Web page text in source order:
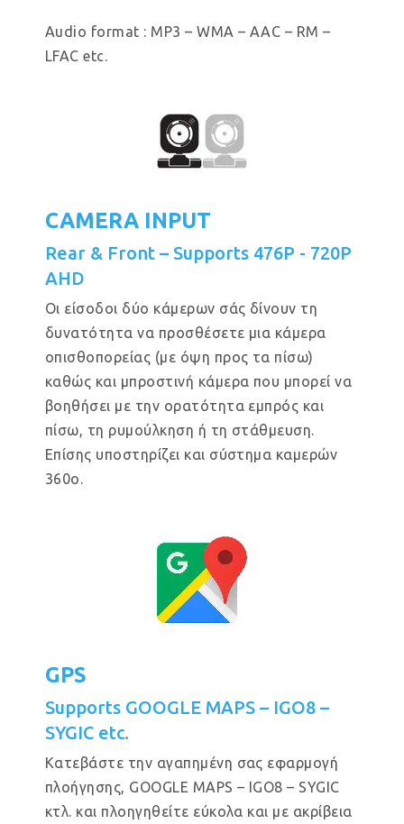
Audio format : MP3 – WMA – AAC – RM –
LFAC etc.
CAMERA INPUT
Rear & Front – Supports 476P - 720P
AHD
Οι είσοδοι δύο κάμερων σάς δίνουν τη
δυνατότητα να προσθέσετε μια κάμερα
οπισθοπορείας (με όψη προς τα πίσω)
καθώς και μπροστινή κάμερα που μπορεί να
βοηθήσει με την ορατότητα εμπρός και
πίσω, τη ρυμούλκηση ή τη στάθμευση.
Επίσης υποστηρίζει και σύστημα καμερών
360ο.
GPS
Supports GOOGLE MAPS – IGO8 –
SYGIC etc.
Κατεβάστε την αγαπημένη σας εφαρμογή
πλοήγησης, GOOGLE MAPS – IGO8 – SYGIC
κτλ. και πλοηγηθείτε εύκολα και με ακρίβεια